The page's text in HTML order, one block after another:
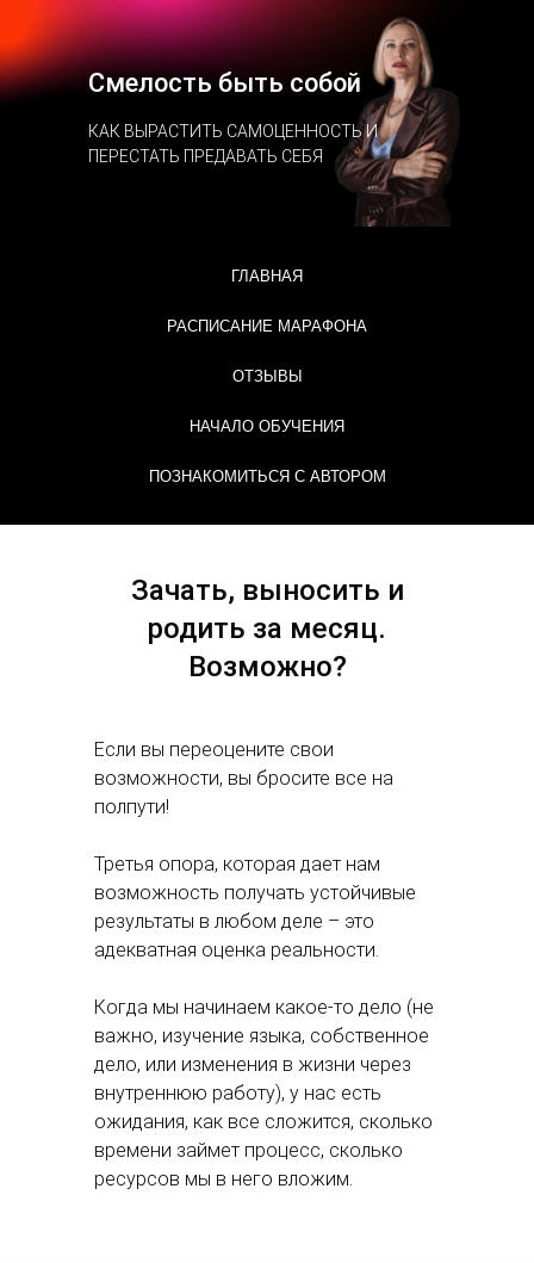
КАК ВЫРАСТИТЬ САМОЦЕННОСТЬ И
ПЕРЕСТАТЬ ПРЕДАВАТЬ СЕБЯ
Смелость быть собой
ГЛАВНАЯ
РАСПИСАНИЕ МАРАФОНА
ОТЗЫВЫ
НАЧАЛО ОБУЧЕНИЯ
ПОЗНАКОМИТЬСЯ С АВТОРОМ
Зачать, выносить и
родить за месяц.
Возможно?
Если вы переоцените свои
возможности, вы бросите все на
полпути!
Третья опора, которая дает нам
возможность получать устойчивые
результаты в любом деле – это
адекватная оценка реальности.
Когда мы начинаем какое-то дело (не
важно, изучение языка, собственное
дело, или изменения в жизни через
внутреннюю работу), у нас есть
ожидания, как все сложится, сколько
времени займет процесс, сколько
ресурсов мы в него вложим.